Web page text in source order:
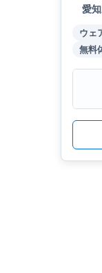
愛
ウェ
無料